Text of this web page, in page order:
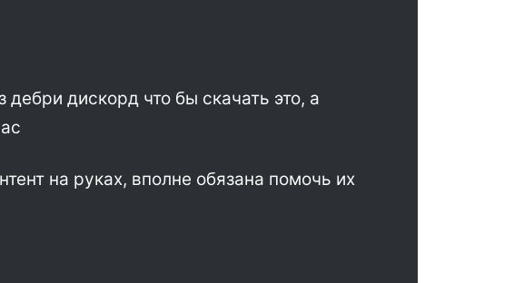
дискорд что бы скачать это, а
на руках, вполне обязана помочь их